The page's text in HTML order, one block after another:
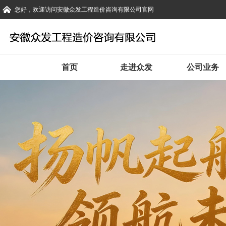
您好，欢迎访问安徽众发工程造价咨询有限公司官网
首页 走进众发 公司业务